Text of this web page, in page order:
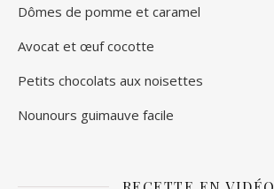
Dômes de pomme et caramel
Avocat et œuf cocotte
Petits chocolats aux noisettes
Nounours guimauve facile